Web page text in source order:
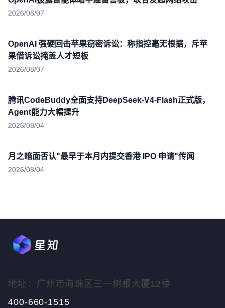
2026/08/07
OpenAI 强硬回击苹果窃密诉讼：称指控毫无根据，斥苹
果借诉讼掩盖人才短板
2026/08/07
腾讯CodeBuddy全面支持DeepSeek-V4-Flash正式版，
Agent能力大幅提升
2026/08/04
月之暗面否认"最早于本月内提交香港 IPO 申请"传闻
2026/08/04
地址：广州市海珠区三一树根大厦12楼
400-660-1515